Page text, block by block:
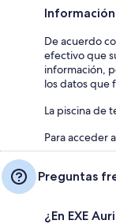
De acuerdo
efectivo que
información,
los datos que
La piscina de
Para acceder
Preguntas
¿En EXE